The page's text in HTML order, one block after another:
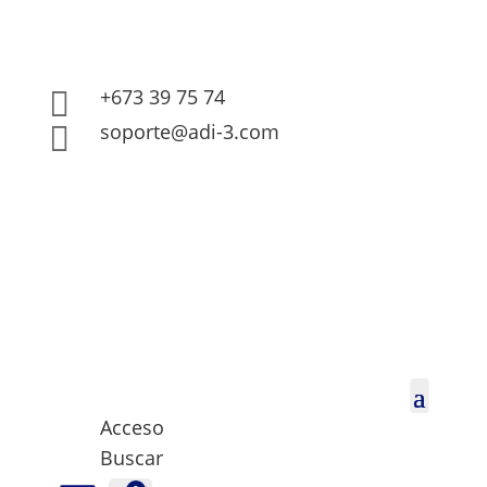
 +673 39 75 74
 soporte@adi-3.com
Acceso
Buscar